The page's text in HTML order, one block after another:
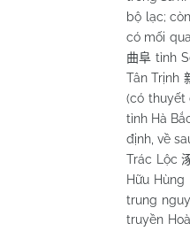
bộ lạc;
có mối
曲阜 tỉnh
Tân Trịnh
(có thuyết
tỉnh Hà
định, về
Trác Lộc
Hữu Hùng
trung
truyền